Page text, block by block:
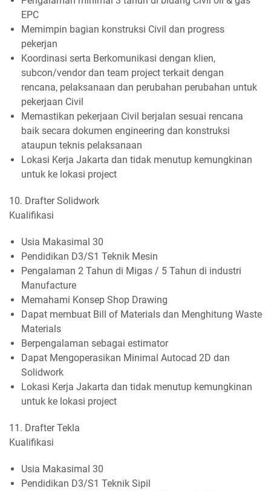
EPC
Memimpin bagian konstruksi Civil dan progress
pekerjan
Koordinasi serta Berkomunikasi dengan klien,
subcon/vendor dan team project terkait dengan
rencana, pelaksanaan dan perubahan perubahan untuk
pekerjaan Civil
Memastikan pekerjaan Civil berjalan sesuai rencana
baik secara dokumen engineering dan konstruksi
ataupun teknis pelaksanaan
Lokasi Kerja Jakarta dan tidak menutup kemungkinan
untuk ke lokasi project
10. Drafter Solidwork
Kualifikasi
Usia Makasimal 30
Pendidikan D3/S1 Teknik Mesin
Pengalaman 2 Tahun di Migas / 5 Tahun di industri
Manufacture
Memahami Konsep Shop Drawing
Dapat membuat Bill of Materials dan Menghitung Waste
Materials
Berpengalaman sebagai estimator
Dapat Mengoperasikan Minimal Autocad 2D dan
Solidwork
Lokasi Kerja Jakarta dan tidak menutup kemungkinan
untuk ke lokasi project
11. Drafter Tekla
Kualifikasi
Usia Makasimal 30
Pendidikan D3/S1 Teknik Sipil